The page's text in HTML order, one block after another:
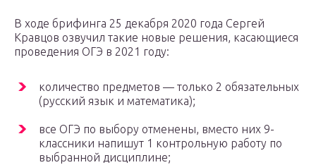
В ходе брифинга 25 декабря 2020 года Сергей
Кравцов озвучил такие новые решения, касающиеся
проведения ОГЭ в 2021 году:
количество предметов — только 2 обязательных
(русский язык и математика);
все ОГЭ по выбору отменены, вместо них 9-
классники напишут 1 контрольную работу по
выбранной дисциплине;